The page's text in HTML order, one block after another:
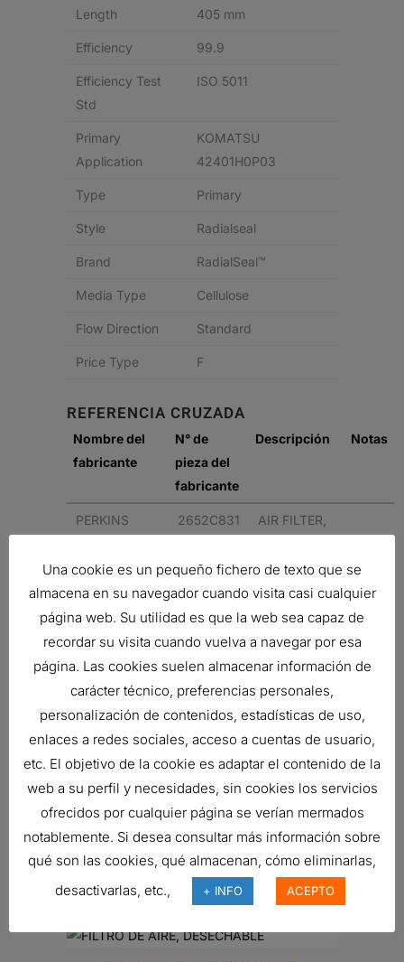
Length 405 mm
Efficiency 99.9
Efficiency Test
Std
ISO 5011
Primary
Application
KOMATSU
42401H0P03
Type Primary
Style Radialseal
Brand RadialSeal™
Media Type Cellulose
Flow Direction Standard
Price Type F
REFERENCIA CRUZADA
Nombre del
fabricante
N° de
pieza del
fabricante
Descripción Notas
PERKINS 2652C831
AIR FILTER,
RADIALSEAL
PERKINS 2652C831
AIR FILTER,
PRIMARY
RADIALSEAL
Related products
ENSAMBLE PURIFICADOR DE AIRE
Ref:G080492
Una cookie es un pequeño fichero de texto que se
almacena en su navegador cuando visita casi cualquier
página web. Su utilidad es que la web sea capaz de
recordar su visita cuando vuelva a navegar por esa
página. Las cookies suelen almacenar información de
carácter técnico, preferencias personales,
personalización de contenidos, estadísticas de uso,
enlaces a redes sociales, acceso a cuentas de usuario,
etc. El objetivo de la cookie es adaptar el contenido de la
web a su perfil y necesidades, sin cookies los servicios
ofrecidos por cualquier página se verían mermados
notablemente. Si desea consultar más información sobre
qué son las cookies, qué almacenan, cómo eliminarlas,
desactivarlas, etc.,
+ INFO ACEPTO